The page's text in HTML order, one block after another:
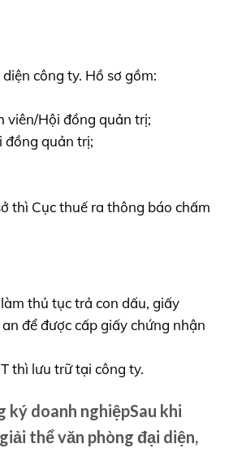
công ty. Hồ sơ gồm:
viên/Hội đồng quản trị;
đồng quản trị;
thì Cục thuế ra thông báo chấm
thủ tục trả con dấu, giấy
để được cấp giấy chứng nhận
thì lưu trữ tại công ty.
doanh nghiệpSau khi
thể văn phòng đại diện,